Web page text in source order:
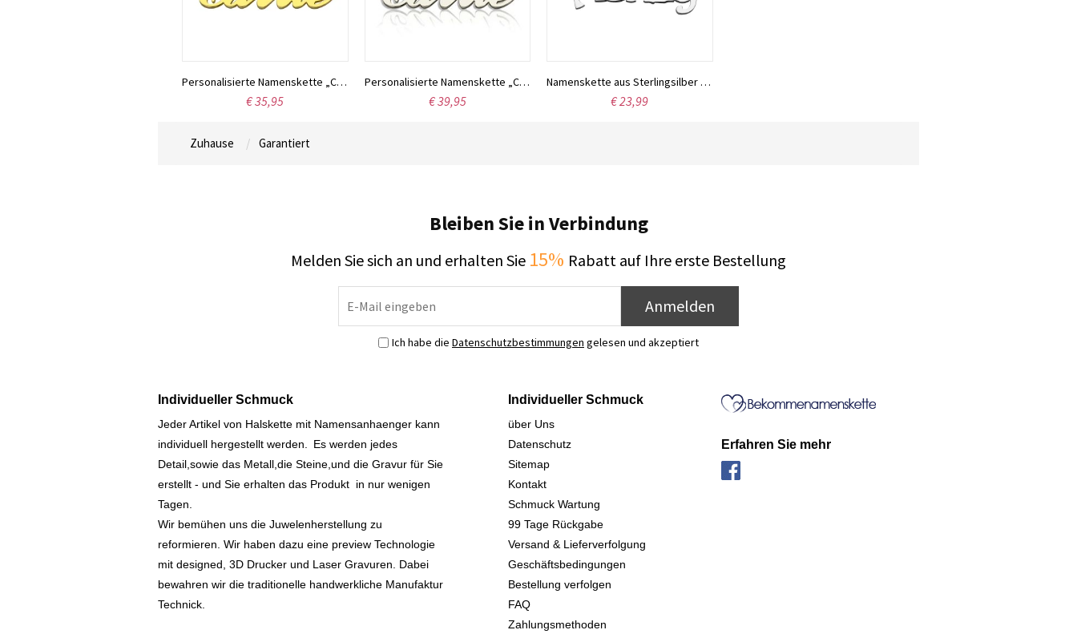
Personalisierte Namenskette „Carrie“, 18 Karat vergoldet
€ 35,95
Personalisierte Namenskette „Carrie“ aus Sterlingsilber
€ 39,95
Namenskette aus Sterlingsilber mit der Schriftart Harrington
€ 23,99
Zuhause Garantiert
Bleiben Sie in Verbindung
Melden Sie sich an und erhalten Sie 15% Rabatt auf Ihre erste Bestellung
Anmelden
Ich habe die Datenschutzbestimmungen gelesen und akzeptiert
Individueller Schmuck
Jeder Artikel von Halskette mit Namensanhaenger kann
individuell hergestellt werden.
Es werden jedes
Detail,sowie das Metall,die Steine,und die Gravur für Sie
erstellt - und Sie erhalten das Produkt in nur wenigen
Tagen.
Wir bemühen uns die Juwelenherstellung zu
reformieren. Wir haben dazu eine preview Technologie
mit designed, 3D Drucker und Laser Gravuren. Dabei
bewahren wir die traditionelle handwerkliche Manufaktur
Technick.
Individueller Schmuck
über Uns
Datenschutz
Sitemap
Kontakt
Schmuck Wartung
99 Tage Rückgabe
Versand & Lieferverfolgung
Geschäftsbedingungen
Bestellung verfolgen
FAQ
Zahlungsmethoden
Erfahren Sie mehr